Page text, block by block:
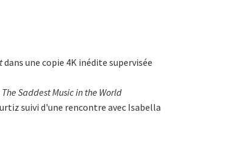
dans une copie 4K inédite supervisée
The Saddest Music in the World
suivi d'une rencontre avec Isabella